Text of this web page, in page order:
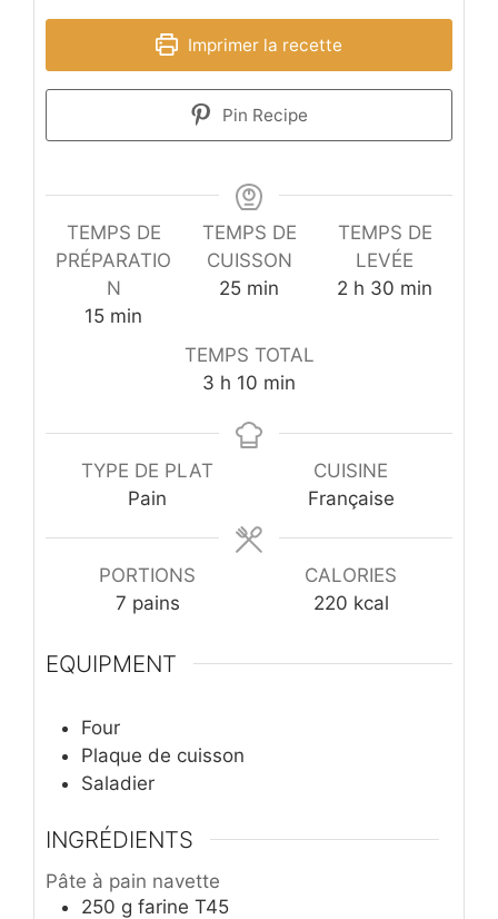
Imprimer la recette
Pin Recipe
TEMPS DE
PRÉPARATIO
N
15minutes
min
TEMPS DE
CUISSON
25minutes
min
TEMPS DE
LEVÉE
2 heures
h 30 minutes
min
TEMPS TOTAL
3 heures
h 10 minutes
min
TYPE DE PLAT
Pain
CUISINE
Française
PORTIONS
7 pains
CALORIES
220 kcal
EQUIPMENT
Four
Plaque de cuisson
Saladier
INGRÉDIENTS
Pâte à pain navette
250 g farine T45